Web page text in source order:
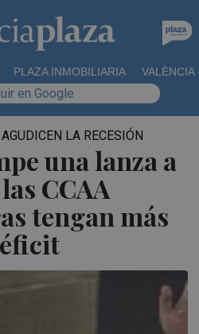
PLAZA INMOBILIARIA VALÈNCIA
en Google
una lanza a
CCAA
tengan más
LA RECESIÓN